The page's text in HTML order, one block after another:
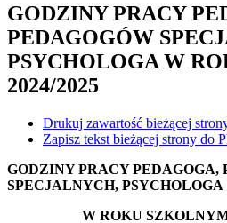
GODZINY PRACY
PEDAGOGÓW
PSYCHOLOGA W
2024/2025
Drukuj zawartość bieżącej
Zapisz tekst bieżącej strony do
GODZINY PRACY PEDAGOGA,
SPECJALNYCH, PSYCHOLOGA
W ROKU SZKOLNYM